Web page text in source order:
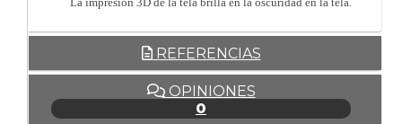
REFERENCIAS
OPINIONES
0